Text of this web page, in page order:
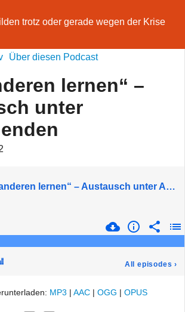
trotz oder gerade wegen der Krise
Über diesen Podcast
lernen“ –
unter
„Von anderen lernen“ – Austausch unter Ausbildenden
All episodes ›
MP3 | AAC | OGG | OPUS